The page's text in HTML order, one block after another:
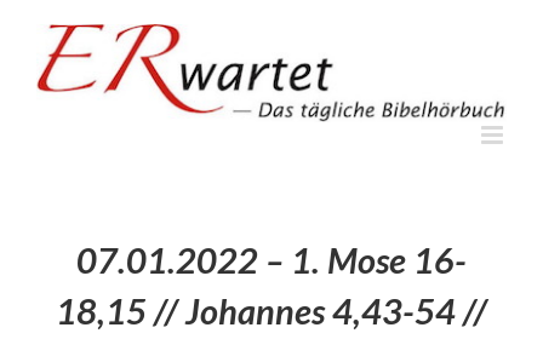
springen
07.01.2022 – 1. Mose 16-
18,15 // Johannes 4,43-54 //